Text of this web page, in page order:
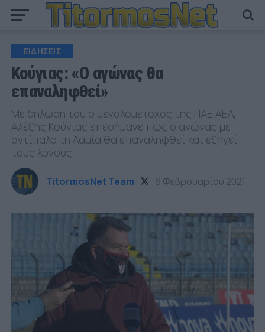
ΕΙΔΗΣΕΙΣ
Κούγιας: «Ο αγώνας θα
επαναληφθεί»
Με δήλωσή του ο μεγαλομέτοχος της ΠΑΕ ΑΕΛ,
Αλέξης Κούγιας επεσήμανε πως ο αγώνας με
αντίπαλο τη Λαμία θα επαναληφθεί και εξηγεί
τους λόγους
TitormosNet Team 6 Φεβρουαρίου 2021